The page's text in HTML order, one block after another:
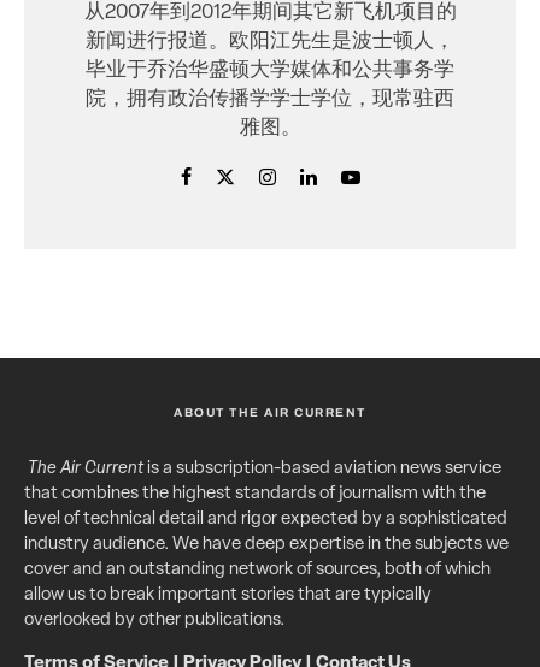
从2007年到2012年期间其它新飞机项目的
新闻进行报道。欧阳江先生是波士顿人，
毕业于乔治华盛顿大学媒体和公共事务学
院，拥有政治传播学学士学位，现常驻西
雅图。
ABOUT THE AIR CURRENT
The Air Currentis a subscription-based aviation news service
that combines the highest standards of journalism with the
level of technical detail and rigor expected by a sophisticated
industry audience. We have deep expertise in the subjects we
cover and an outstanding network of sources, both of which
allow us to break important stories that are typically
overlooked by other publications.
Terms of Service Privacy Policy| Contact Us